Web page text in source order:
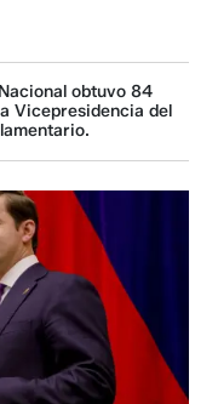
obtuvo 84
Vicepresidencia del